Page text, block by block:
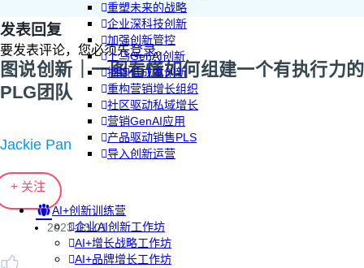
重塑未来的战略
企业深科技创新
加强创新管控
上马GenAI创新
拥抱低成本创新
重构营销增长组织
社区驱动私域增长
营销GenAI应用
产品驱动销售PLS
导入创新运营
AI+创新训练营
企业AI创新工作坊
AI+增长战略工作坊
AI+品牌增长工作坊
发表回复
要发表评论，您必须先登录。
图说创新｜一图看懂如何组建一个有执行力的
PLG团队
Jackie Pan
+ 关注
2023-03-01